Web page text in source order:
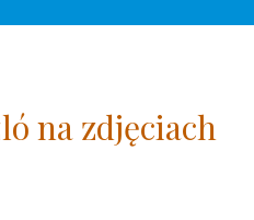
na zdjęciach